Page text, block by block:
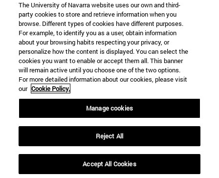
Accesos directos
(abre en nueva ventana)
Mi correo(abre en nueva ventana)
(abre en nueva ventana)
The University of Navarra website uses our own and third-
party cookies to store and retrieve information when you
browse. Different types of cookies have different purposes.
For example, to identify you as a user, obtain information
about your browsing habits respecting your privacy, or
personalize how the content is displayed. You can select the
cookies you want to enable or accept them all. This banner
will remain active until you choose one of the two options.
For more detailed information about our cookies, please visit
our Cookie Policy.
Manage cookies
Reject All
Accept All Cookies